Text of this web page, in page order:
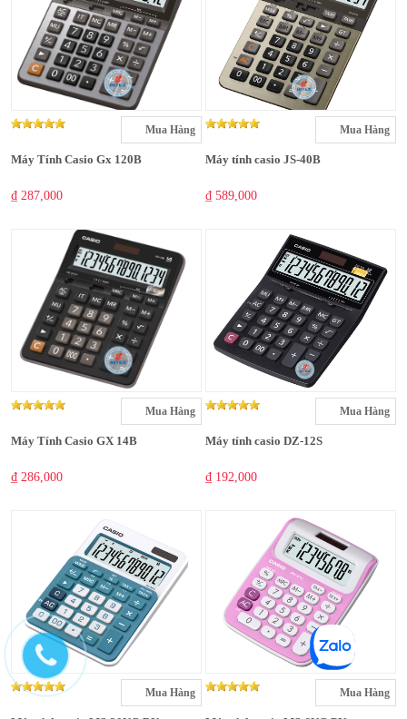
Mua Hàng
Máy Tính Casio Gx 120B
₫ 287,000
Mua Hàng
Máy tính casio JS-40B
₫ 589,000
Mua Hàng
Máy Tính Casio GX 14B
₫ 286,000
Mua Hàng
Máy tính casio DZ-12S
₫ 192,000
Mua Hàng Mua Hàng